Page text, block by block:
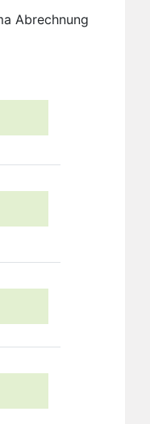
Abrechnung